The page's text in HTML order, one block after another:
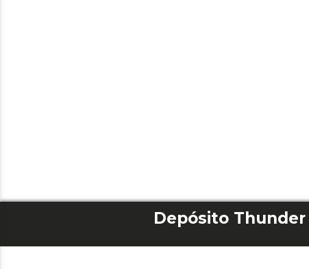
Depósito